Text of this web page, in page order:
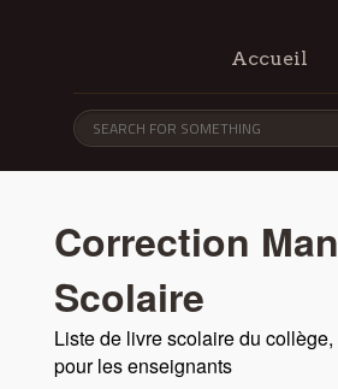
Accueil
Correction
Scolaire
Liste de livre scolaire du
pour les enseignants